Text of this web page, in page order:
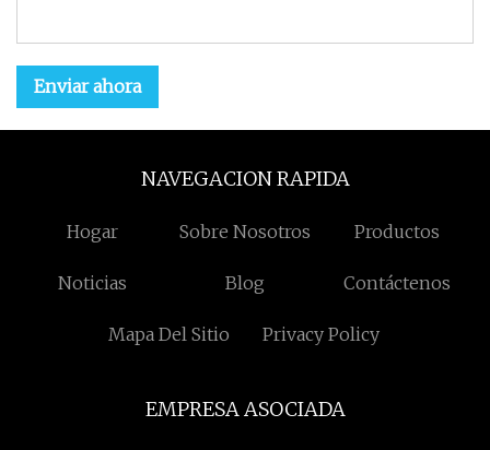
Enviar ahora
NAVEGACION RAPIDA
Hogar Sobre Nosotros Productos
Noticias Blog Contáctenos
Mapa Del Sitio Privacy Policy
EMPRESA ASOCIADA